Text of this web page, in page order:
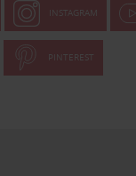
INSTAGRAM
PINTEREST